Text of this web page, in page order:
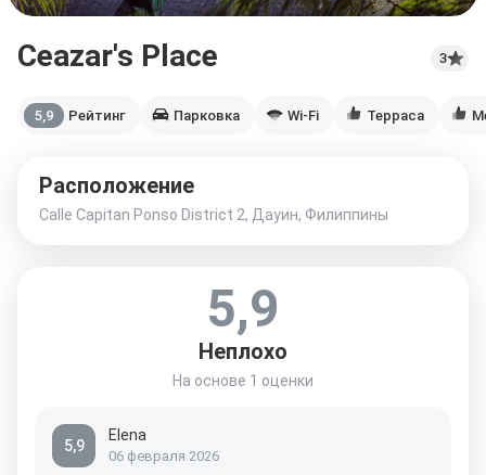
Ceazar's Place 3
5,9 Рейтинг Парковка Wi-Fi Терраса
Расположение
Calle Capitan Ponso District 2, Дауин, Филиппины
5,9
Неплохо
На основе 1 оценки
5,9
Elena
06 февраля 2026